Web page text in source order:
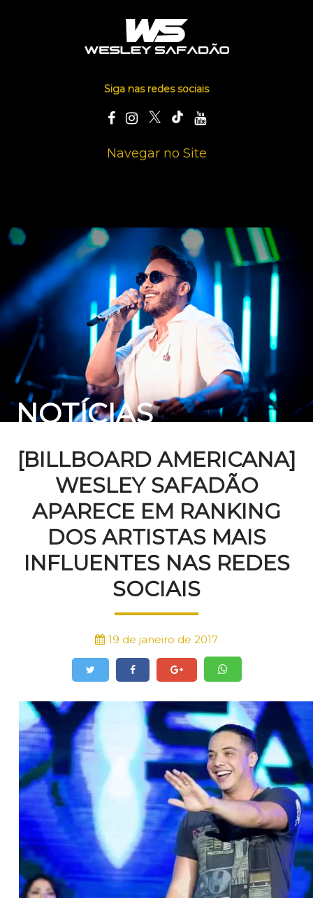
Siga nas redes sociais
Navegar no Site
NOTÍCIAS
[BILLBOARD AMERICANA]
WESLEY SAFADÃO
APARECE EM RANKING
DOS ARTISTAS MAIS
INFLUENTES NAS REDES
SOCIAIS
19 de janeiro de 2017